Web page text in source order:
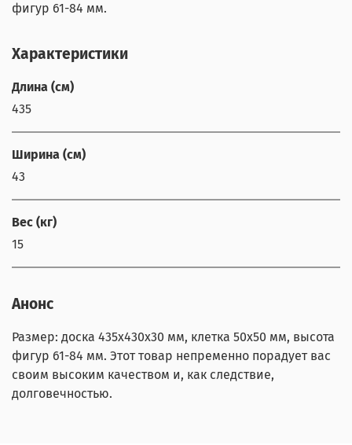
фигур 61-84 мм.
Характеристики
Длина (см)
435
Ширина (см)
43
Вес (кг)
15
Анонс
Размер: доска 435х430х30 мм, клетка 50х50 мм, высота
фигур 61-84 мм. Этот товар непременно порадует вас
своим высоким качеством и, как следствие,
долговечностью.